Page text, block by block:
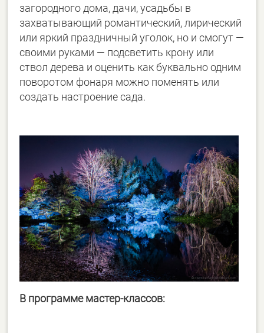
загородного дома, дачи, усадьбы в
захватывающий романтический, лирический
или яркий праздничный уголок, но и смогут —
своими руками — подсветить крону или
ствол дерева и оценить как буквально одним
поворотом фонаря можно поменять или
создать настроение сада.
В программе мастер-классов: